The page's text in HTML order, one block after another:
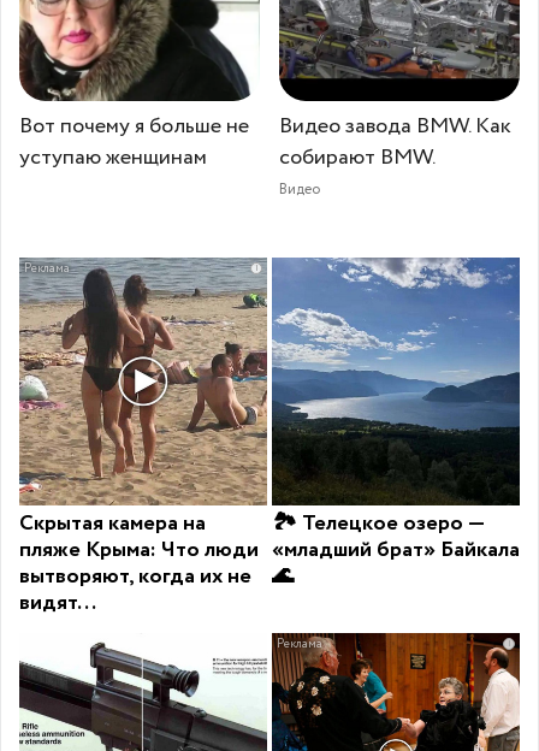
Вот почему я больше не
уступаю женщинам
Видео завода BMW. Как
собирают BMW.
Видео
i
Скрытая камера на
пляже Крыма: Что люди
вытворяют, когда их не
видят...
🏞 Телецкое озеро —
«младший брат» Байкала
🌊
i